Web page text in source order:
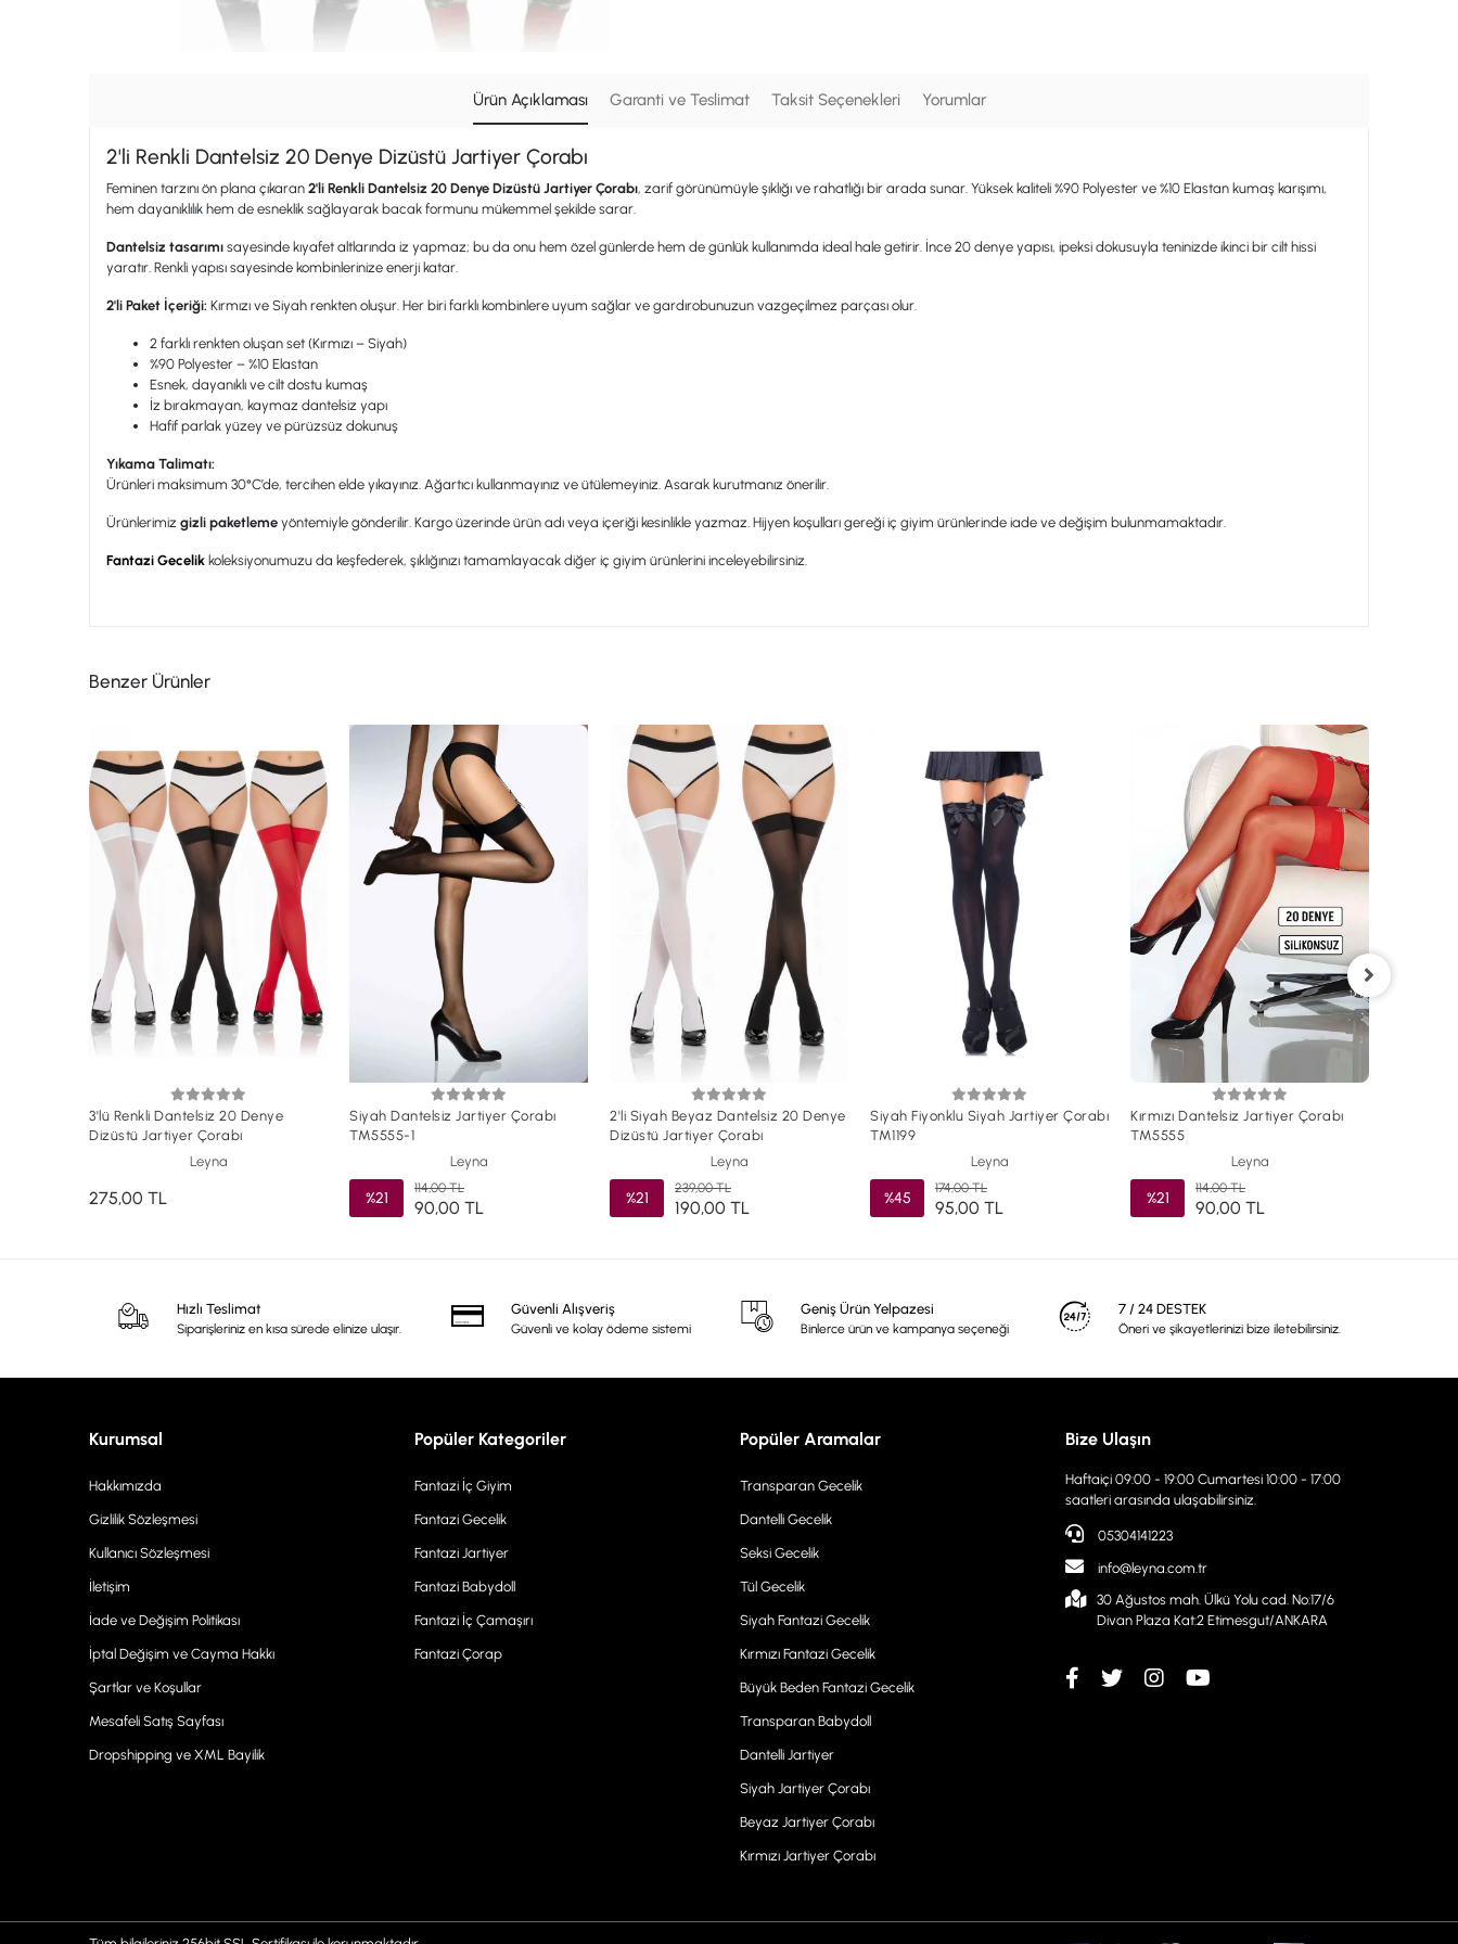
Ürün Açıklaması Garanti ve Teslimat Taksit Seçenekleri Yorumlar
2'li Renkli Dantelsiz 20 Denye Dizüstü Jartiyer Çorabı
Feminen tarzını ön plana çıkaran 2'li Renkli Dantelsiz 20 Denye Dizüstü Jartiyer Çorabı, zarif görünümüyle şıklığı ve rahatlığı bir arada sunar. Yüksek kaliteli %90 Polyester ve %10 Elastan kumaş karışımı,
hem dayanıklılık hem de esneklik sağlayarak bacak formunu mükemmel şekilde sarar.
Dantelsiz tasarımı sayesinde kıyafet altlarında iz yapmaz; bu da onu hem özel günlerde hem de günlük kullanımda ideal hale getirir. İnce 20 denye yapısı, ipeksi dokusuyla teninizde ikinci bir cilt hissi
yaratır. Renkli yapısı sayesinde kombinlerinize enerji katar.
2'li Paket İçeriği: Kırmızı ve Siyah renkten oluşur. Her biri farklı kombinlere uyum sağlar ve gardırobunuzun vazgeçilmez parçası olur.
2 farklı renkten oluşan set (Kırmızı – Siyah)
%90 Polyester – %10 Elastan
Esnek, dayanıklı ve cilt dostu kumaş
İz bırakmayan, kaymaz dantelsiz yapı
Hafif parlak yüzey ve pürüzsüz dokunuş
Yıkama Talimatı:
Ürünleri maksimum 30°C’de, tercihen elde yıkayınız. Ağartıcı kullanmayınız ve ütülemeyiniz. Asarak kurutmanız önerilir.
Ürünlerimiz gizli paketleme yöntemiyle gönderilir. Kargo üzerinde ürün adı veya içeriği kesinlikle yazmaz. Hijyen koşulları gereği iç giyim ürünlerinde iade ve değişim bulunmamaktadır.
Fantazi Gecelik koleksiyonumuzu da keşfederek, şıklığınızı tamamlayacak diğer iç giyim ürünlerini inceleyebilirsiniz.
Benzer Ürünler
3'lü Renkli Dantelsiz 20 Denye
Dizüstü Jartiyer Çorabı
Leyna
275,00 TL
Siyah Dantelsiz Jartiyer Çorabı
TM5555-1
Leyna
%21
114,00 TL
90,00 TL
2'li Siyah Beyaz Dantelsiz 20 Denye
Dizüstü Jartiyer Çorabı
Leyna
%21
239,00 TL
190,00 TL
Siyah Fiyonklu Siyah Jartiyer Çorabı
TM1199
Leyna
%45
174,00 TL
95,00 TL
Kırmızı Dantelsiz Jartiyer Çorabı
TM5555
Leyna
%21
114,00 TL
90,00 TL
Hızlı Teslimat
Siparişleriniz en kısa sürede elinize ulaşır.
Güvenli Alışveriş
Güvenli ve kolay ödeme sistemi
Geniş Ürün Yelpazesi
Binlerce ürün ve kampanya seçeneği
7 / 24 DESTEK
Öneri ve şikayetlerinizi bize iletebilirsiniz.
Kurumsal
Hakkımızda
Gizlilik Sözleşmesi
Kullanıcı Sözleşmesi
İletişim
İade ve Değişim Politikası
İptal Değişim ve Cayma Hakkı
Şartlar ve Koşullar
Mesafeli Satış Sayfası
Dropshipping ve XML Bayilik
Popüler Kategoriler
Fantazi İç Giyim
Fantazi Gecelik
Fantazi Jartiyer
Fantazi Babydoll
Fantazi İç Çamaşırı
Fantazi Çorap
Popüler Aramalar
Transparan Gecelik
Dantelli Gecelik
Seksi Gecelik
Tül Gecelik
Siyah Fantazi Gecelik
Kırmızı Fantazi Gecelik
Büyük Beden Fantazi Gecelik
Transparan Babydoll
Dantelli Jartiyer
Siyah Jartiyer Çorabı
Beyaz Jartiyer Çorabı
Kırmızı Jartiyer Çorabı
Bize Ulaşın
Haftaiçi 09:00 - 19:00 Cumartesi 10:00 - 17:00
saatleri arasında ulaşabilirsiniz.
05304141223
info@leyna.com.tr
30 Ağustos mah. Ülkü Yolu cad. No:17/6
Divan Plaza Kat:2 Etimesgut/ANKARA